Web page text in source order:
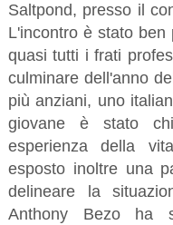
Saltpond, presso il
L'incontro è stato
quasi tutti i frati
culminare dell'anno
più anziani, uno
giovane è stato
esperienza della
esposto inoltre una
delineare la
Anthony Bezo ha